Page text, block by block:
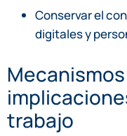
Conservar el
digitales y
trabajo